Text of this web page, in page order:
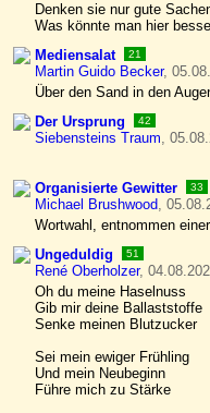
Denken sie nur gute
Was könnte man hier
Mediensalat
21
Martin Guido Becker,
Über den Sand in den
Der Ursprung
42
Siebensteins Traum,
Organisierte Gewitter 33
Michael Brushwood,
Wortwahl, entnommen
Ungeduldig
51
René Oberholzer,
Oh du meine Haselnuss
Gib mir deine Ballaststoffe
Senke meinen Blutzucker
Sei mein ewiger Frühling
Und mein Neubeginn
Führe mich zu Stärke